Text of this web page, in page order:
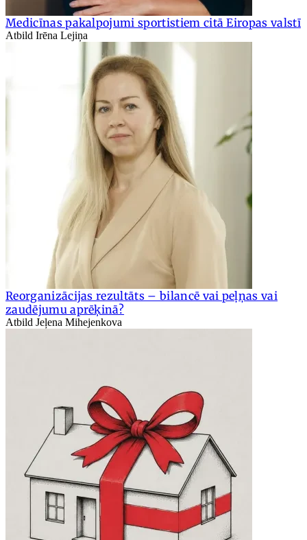
Medicīnas pakalpojumi sportistiem citā Eiropas valstī
Atbild Irēna Lejiņa
Reorganizācijas rezultāts – bilancē vai peļņas vai
zaudējumu aprēķinā?
Atbild Jeļena Mihejenkova